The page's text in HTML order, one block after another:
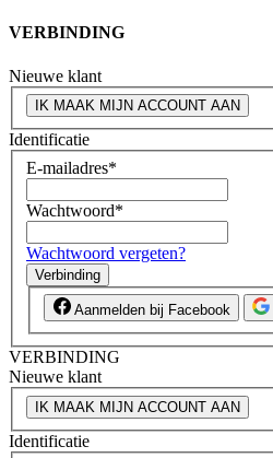
VERBINDING
Nieuwe klant
IK MAAK MIJN ACCOUNT AAN
Identificatie
E-mailadres*
Wachtwoord*
Wachtwoord vergeten?
Verbinding
Aanmelden bij Facebook
VERBINDING
Nieuwe klant
IK MAAK MIJN ACCOUNT AAN
Identificatie